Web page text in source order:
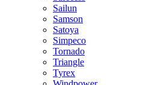
Sailun
Samson
Satoya
Simpeco
Tornado
Triangle
Tyrex